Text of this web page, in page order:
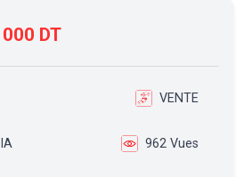
DT
VENTE
962 Vues